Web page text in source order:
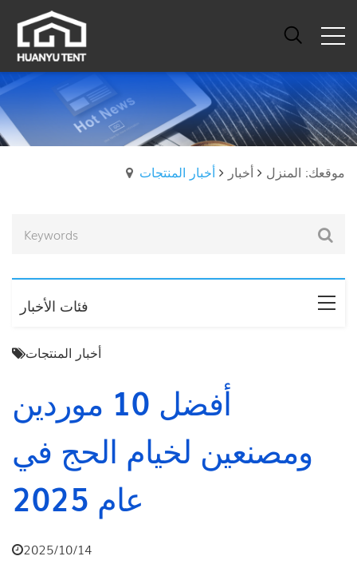
موقعك: المنزل أخبار أخبار المنتجات
فئات الأخبار
أخبار المنتجات
أفضل 10 موردين
ومصنعين لخيام الحج في
عام 2025
2025/10/14